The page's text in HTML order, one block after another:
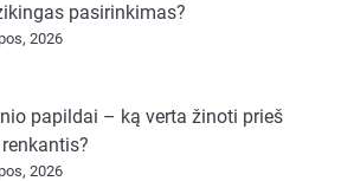
pasirinkimas?
2026
papildai – ką verta žinoti prieš
2026